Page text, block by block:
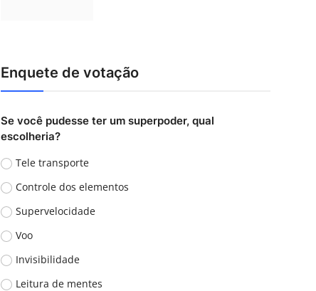
Enquete de votação
Se você pudesse ter um superpoder, qual
escolheria?
Tele transporte
Controle dos elementos
Supervelocidade
Voo
Invisibilidade
Leitura de mentes